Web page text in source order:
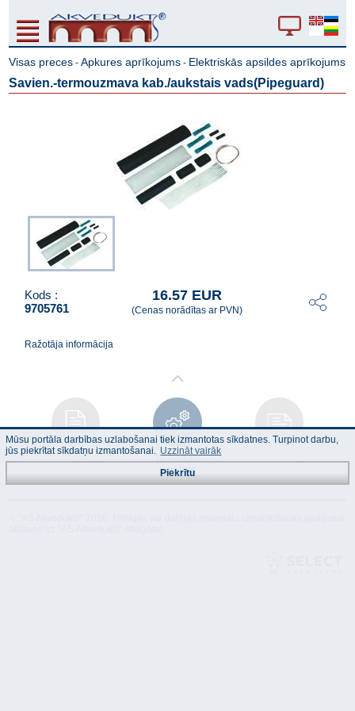
Visas preces -Apkures aprīkojums - Elektriskās apsildes aprīkojums
Savien.-termouzmava kab./aukstais vads(Pipeguard)
Kods :
9705761
16.57 EUR
(Cenas norādītas ar PVN)
Ražotāja informācija
Lietošanas
Tehniskais
apraksts
Atbilstība
Mūsu portāla darbības uzlabošanai tiek izmantotas sīkdatnes. Turpinot darbu,
jūs piekrītat sīkdatņu izmantošanai. Uzzināt vairāk
Piekrītu